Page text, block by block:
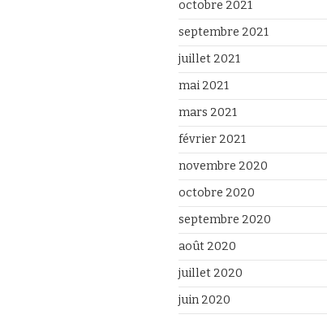
octobre 2021
septembre 2021
juillet 2021
mai 2021
mars 2021
février 2021
novembre 2020
octobre 2020
septembre 2020
août 2020
juillet 2020
juin 2020